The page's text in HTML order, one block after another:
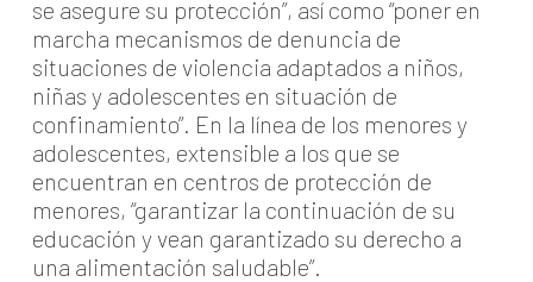
se asegure su protección”, así como “poner en
marcha mecanismos de denuncia de
situaciones de violencia adaptados a niños,
niñas y adolescentes en situación de
confinamiento”. En la línea de los menores y
adolescentes, extensible a los que se
encuentran en centros de protección de
menores, “garantizar la continuación de su
educación y vean garantizado su derecho a
una alimentación saludable”.